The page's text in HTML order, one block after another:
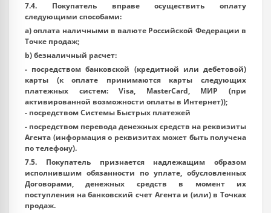
7.4. Покупатель вправе осуществить оплату
следующими способами:
a) оплата наличными в валюте Российской Федерации в
Точке продаж;
b) безналичный расчет:
- посредством банковской (кредитной или дебетовой)
карты (к оплате принимаются карты следующих
платежных систем: Visa, MasterCard, МИР (при
активированной возможности оплаты в Интернет));
- посредством Системы Быстрых платежей
- посредством перевода денежных средств на реквизиты
Агента (информация о реквизитах может быть получена
по телефону).
7.5. Покупатель признается надлежащим образом
исполнившим обязанности по уплате, обусловленных
Договорами, денежных средств в момент их
поступления на банковский счет Агента и (или) в Точках
продаж.